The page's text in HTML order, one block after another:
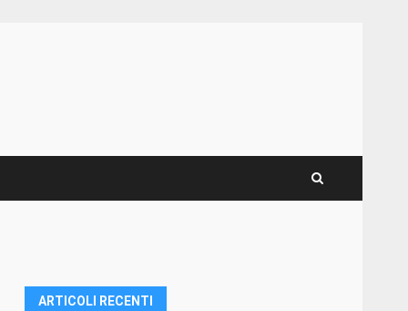
ARTICOLI RECENTI